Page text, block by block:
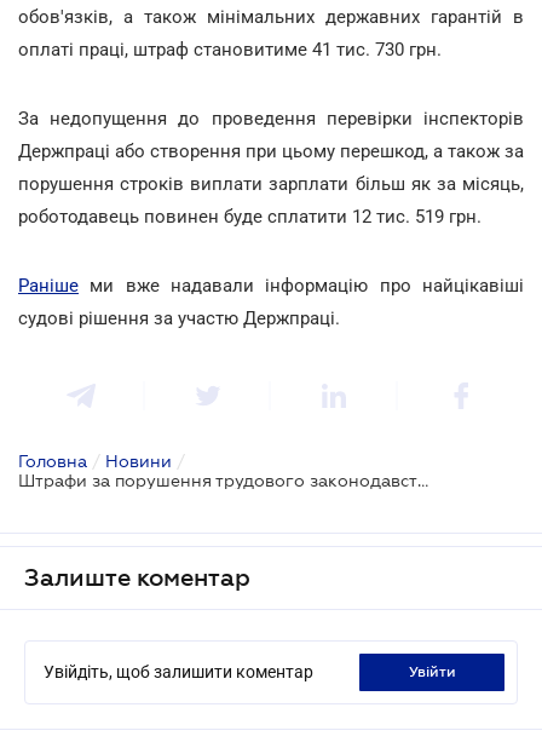
обов'язків, а також мінімальних державних гарантій в
оплаті праці, штраф становитиме 41 тис. 730 грн.
За недопущення до проведення перевірки інспекторів
Держпраці або створення при цьому перешкод, а також за
порушення строків виплати зарплати більш як за місяць,
роботодавець повинен буде сплатити 12 тис. 519 грн.
Раніше ми вже надавали інформацію про найцікавіші
судові рішення за участю Держпраці.
Головна / Новини /
Штрафи за порушення трудового законодавства відчутно збільшаться
Залиште коментар
Увійдіть, щоб залишити коментар увійти